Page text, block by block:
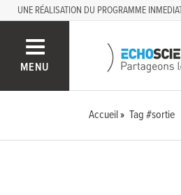
UNE RÉALISATION DU PROGRAMME
MENU
Accueil Tag #sortie